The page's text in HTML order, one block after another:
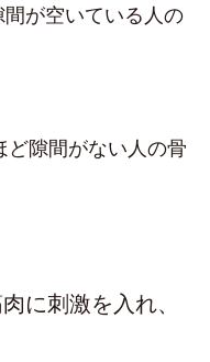
が空いている人の
ど隙間がない人の骨
に刺激を入れ、